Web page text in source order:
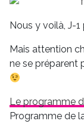
Nous y voilà, J-
Mais attention
ne se préparent
Le programme
Programme de